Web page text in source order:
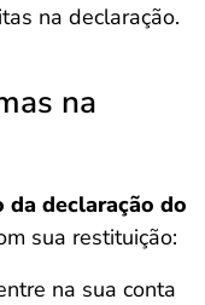
na declaração.
na
declaração do
sua restituição:
na sua conta